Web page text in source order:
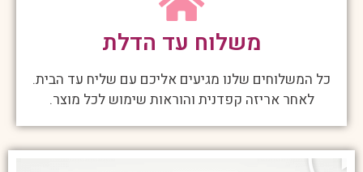
משלוח עד הדלת
כל המשלוחים שלנו מגיעים אליכם עם שליח עד הבית.
לאחר אריזה קפדנית והוראות שימוש לכל מוצר.